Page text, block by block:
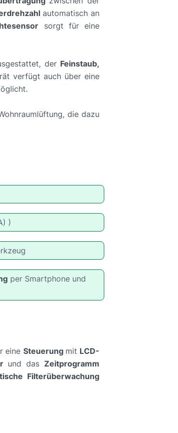
automatisch an
sorgt für eine
der Feinstaub,
verfügt auch über eine
die dazu
)
per Smartphone und
eine Steuerung mit LCD-
und dasZeitprogramm
Filterüberwachung